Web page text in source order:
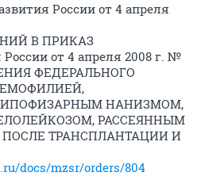
России от 4 апреля
В ПРИКАЗ
от 4 апреля 2008 г. №
ФЕДЕРАЛЬНОГО
НАНИЗМОМ,
РАССЕЯННЫМ
ТРАНСПЛАНТАЦИИ И
docs/mzsr/orders/804